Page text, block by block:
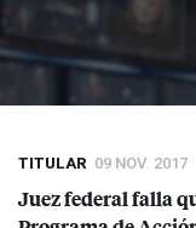
TITULAR 09 NOV. 2017
Juez federal falla